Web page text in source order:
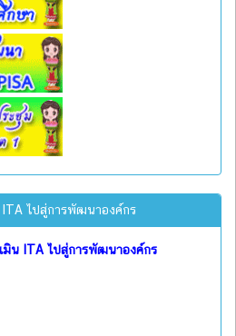
ไปสู่การพัฒนาองค์กร
มิน ITA ไปสู่การพัฒนาองค์กร